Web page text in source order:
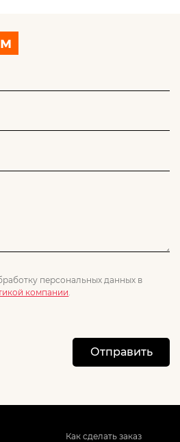
персональных данных в
компании.
Отправить
Как сделать заказ